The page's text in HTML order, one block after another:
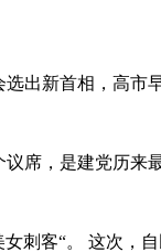
出新首相，高
席，是建党历来
刺客“。 这次，